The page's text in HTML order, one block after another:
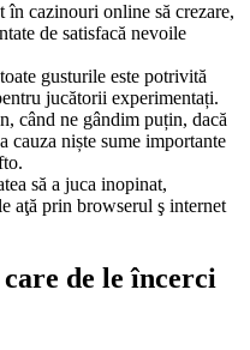
în cazinouri online să crezare,
de satisfacă nevoile
gusturile este potrivită
jucătorii experimentați.
când ne gândim puțin, dacă
cauza niște sume importante
să a juca inopinat,
aţă prin browserul ş internet
de le încerci